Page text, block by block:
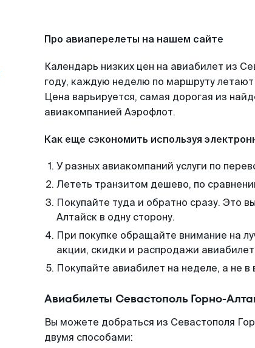
Про авиаперелеты на нашем сайте
Календарь низких цен на авиабилет из
году, каждую неделю по маршруту
Цена варьируется, самая дорогая из
авиакомпанией Аэрофлот.
Как еще сэкономить используя
У разных авиакомпаний услуги по
Лететь транзитом дешево, по
Покупайте туда и обратно сразу. Это
Алтайск в одну сторону.
При покупке обращайте внимание на
акции, скидки и распродажи
Покупайте авиабилет на неделе, а не в
Авиабилеты Севастополь Горно-
Вы можете добраться из Севастополя
двумя способами: